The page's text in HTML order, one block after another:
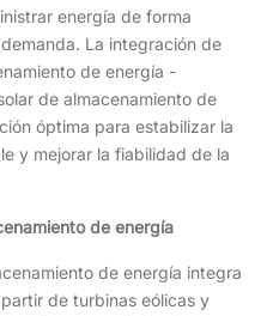
energía de forma
La integración de
de energía -
de almacenamiento de
óptima para estabilizar la
y mejorar la fiabilidad de la
de energía
de energía integra
de turbinas eólicas y